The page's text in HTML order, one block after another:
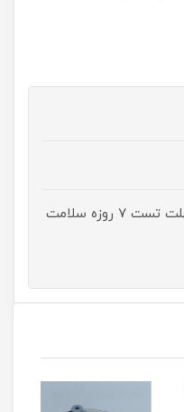
ضمانت مادام العمر اصالت و مهلت تست ۷ روزه سلامت